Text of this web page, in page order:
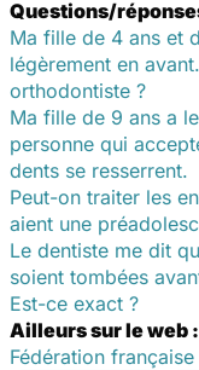
Questions/
Ma fille de 4 ans et
légèrement en
orthodontiste ?
Ma fille de 9 ans a
personne qui
dents se resserrent.
Peut-on traiter les
aient une
Le dentiste me dit
soient tombées
Est-ce exact ?
Ailleurs sur le web :
Fédération